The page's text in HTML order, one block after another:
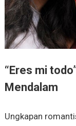
“Eres mi
Mendalam
Ungkapan